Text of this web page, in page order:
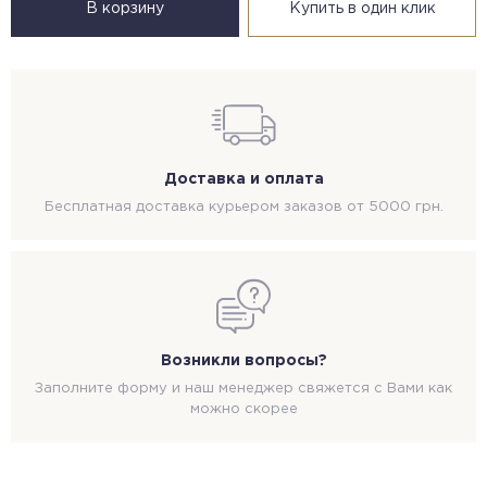
В корзину Купить в один клик
Доставка и оплата
Бесплатная доставка курьером заказов от 5000 грн.
Возникли вопросы?
Заполните форму и наш менеджер свяжется с Вами как
можно скорее